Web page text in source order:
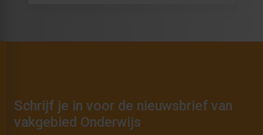
Schrijf je in voor de nieuwsbrief van
vakgebied Onderwijs